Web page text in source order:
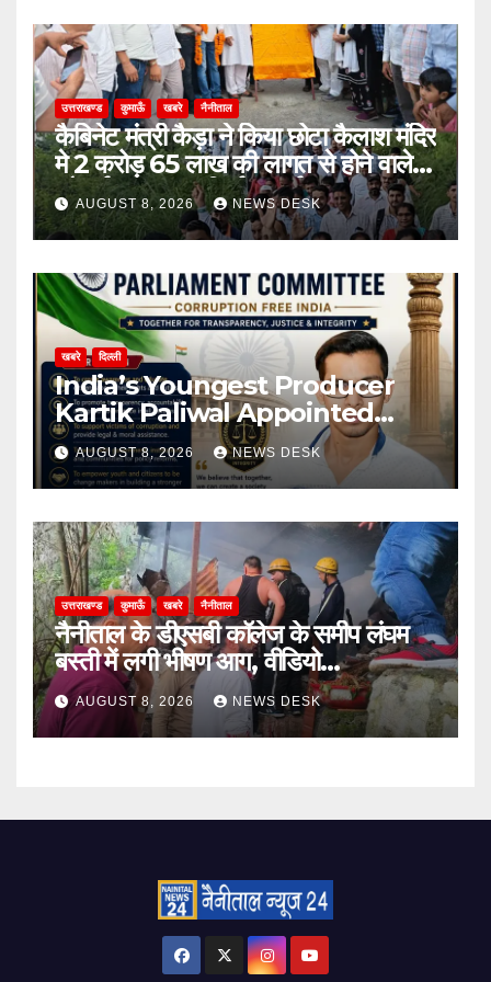
उत्तराखण्ड कुमाऊँ खबरे नैनीताल
कैबिनेट मंत्री कैड़ा ने किया छोटा कैलाश मंदिर
मे 2 करोड़ 65 लाख की लागत से होने वाले
सौन्दर्यकरण, पुनर निर्माण कार्य का शुभारम्भ
AUGUST 8, 2026 NEWS DESK
खबरे दिल्ली
India’s Youngest Producer
Kartik Paliwal Appointed
National Vice President of All
India Anti Corruption
Parliament Committee
AUGUST 8, 2026 NEWS DESK
उत्तराखण्ड कुमाऊँ खबरे नैनीताल
नैनीताल के डीएसबी कॉलेज के समीप लंघम
बस्ती में लगी भीषण आग, वीडियो…
AUGUST 8, 2026 NEWS DESK